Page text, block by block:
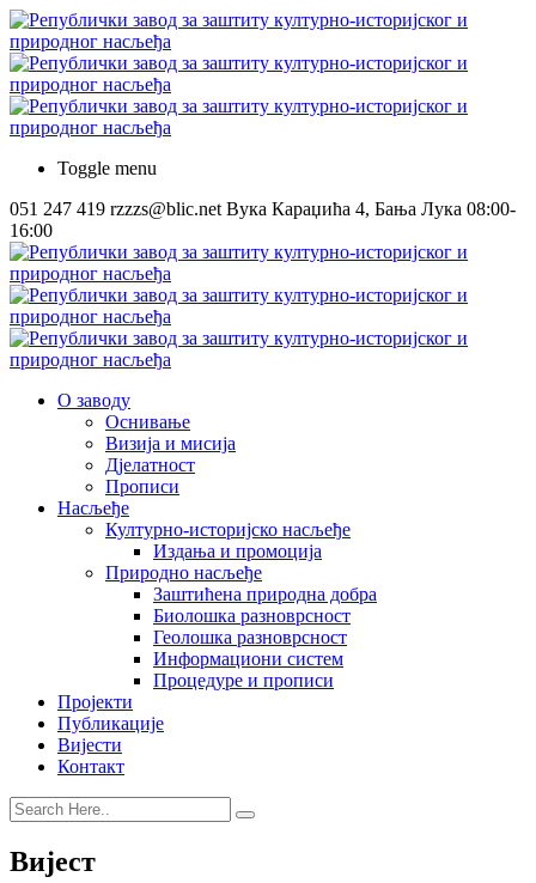
Toggle menu
051 247 419 rzzzs@blic.net Вука Караџића 4, Бања Лука 08:00-
16:00
О заводу
Оснивање
Визија и мисија
Дјелатност
Прописи
Насљеђе
Културно-историјско насљеђе
Издања и промоција
Природно насљеђе
Заштићена природна добра
Биолошка разноврсност
Геолошка разноврсност
Информациони систем
Процедуре и прописи
Пројекти
Публикације
Вијести
Контакт
Вијест